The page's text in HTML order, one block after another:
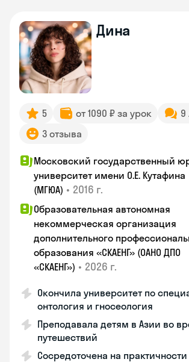
Дина
5 от 1090 ₽ за урок
9
3 отзыва
Московский государственный
университет имени О.Е. Кутафина
(МГЮА) • 2016 г.
Образовательная автономная
некоммерческая организация
дополнительного
образования «СКАЕНГ» (ОАНО ДПО
«СКАЕНГ») • 2026 г.
Окончила университет по
онтология и гносеология
Преподавала детям в Азии во
путешествий
Сосредоточена на